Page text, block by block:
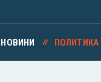
ПОЛИТИКА